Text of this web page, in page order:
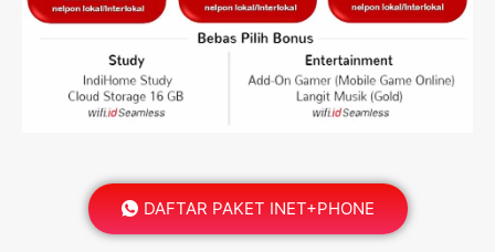
DAFTAR PAKET INET+PHONE